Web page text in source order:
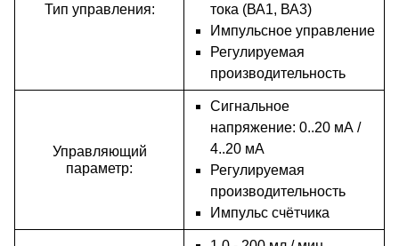
Тип управления:
тока (ВА1, ВА3)
Импульсное управление
Регулируемая
производительность
Управляющий
параметр:
Сигнальное
напряжение: 0..20 мА /
4..20 мА
Регулируемая
производительность
Импульс счётчика